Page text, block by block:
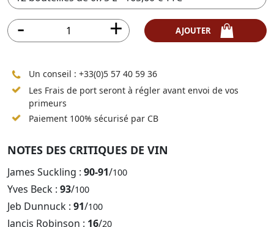
Un conseil : +33(0)5 57 40 59 36
Les Frais de port seront à régler avant envoi de vos
primeurs
Paiement 100% sécurisé par CB
NOTES DES CRITIQUES DE VIN
James Suckling : 90-91/100
Yves Beck : 93/100
Jeb Dunnuck : 91/100
Jancis Robinson : 16/20